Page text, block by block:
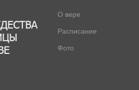
О вере
Расписание
Фото